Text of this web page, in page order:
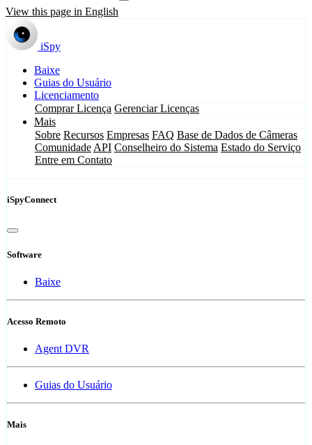
View this page in English
iSpy
Baixe
Guias do Usuário
Licenciamento
Comprar Licença Gerenciar Licenças
Mais
Sobre Recursos Empresas FAQ Base de Dados de Câmeras
Comunidade API Conselheiro do Sistema Estado do Serviço
Entre em Contato
iSpyConnect
Software
Baixe
Acesso Remoto
Agent DVR
Guias do Usuário
Mais